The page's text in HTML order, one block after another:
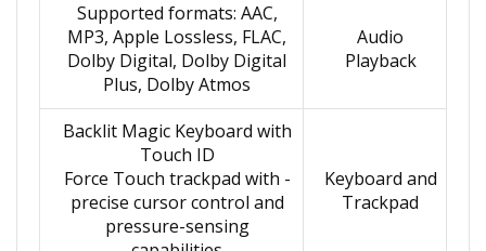
Audio
Playback
Supported formats: AAC,
MP3, Apple Lossless, FLAC,
Dolby Digital, Dolby Digital
Plus, Dolby Atmos
Keyboard and
Trackpad
Backlit Magic Keyboard with
Touch ID
- Force Touch trackpad with
precise cursor control and
pressure-sensing